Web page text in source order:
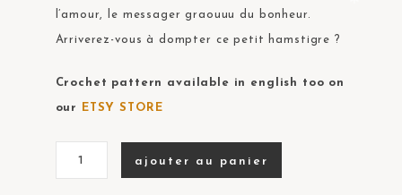
l’amour, le messager graouuu du bonheur.
Arriverez-vous à dompter ce petit hamstigre ?
Crochet pattern available in english too on
our ETSY STORE
ajouter au panier